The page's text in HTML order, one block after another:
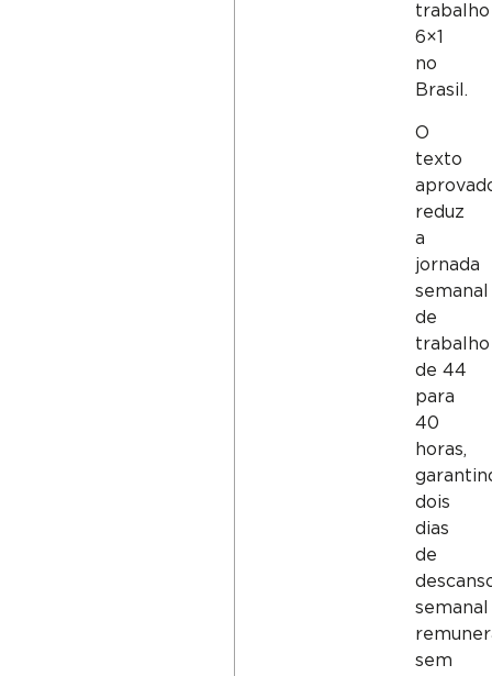
trabalho
6×1
no
Brasil.
O
texto
reduz
a
jornada
semanal
de
trabalho
de 44
para
40
horas,
dois
dias
de
semanal
sem